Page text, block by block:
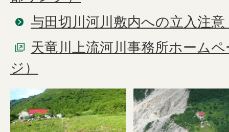
与田切川河川敷内への立入注
天竜川上流河川事務所ホーム
ジ）